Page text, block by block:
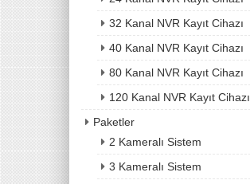
32 Kanal NVR Kayıt Cihazı
40 Kanal NVR Kayıt Cihazı
80 Kanal NVR Kayıt Cihazı
120 Kanal NVR Kayıt Cihazı
Paketler
2 Kameralı Sistem
3 Kameralı Sistem